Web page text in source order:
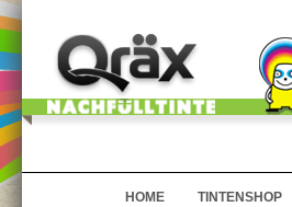
HOME TINTENSHOP